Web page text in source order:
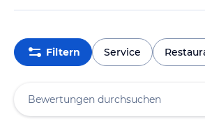
Filtern Service